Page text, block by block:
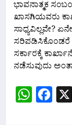
ಭಾವನಾತ್ಮಕ
ಖಾಸಗಿಯವರು
ಸಾಧ್ಯವಿಲ್ಲವೇ?
ಸರಿಪಡಿಸಿಕೊಂಡರೆ
ಸರ್ಕಾರಕ್ಕೆ
ನಡೆಸುವುದು